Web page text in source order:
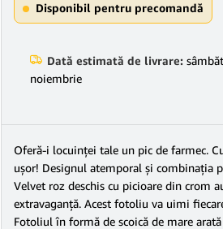
Disponibil pentru precomandă
Dată estimată de livrare:
noiembrie
Oferă-i locuinţei tale un pic de farmec.
uşor! Designul atemporal şi combinaţia
Velvet roz deschis cu picioare din crom
extravaganţă. Acest fotoliu va uimi
Fotoliul în formă de scoică de mare